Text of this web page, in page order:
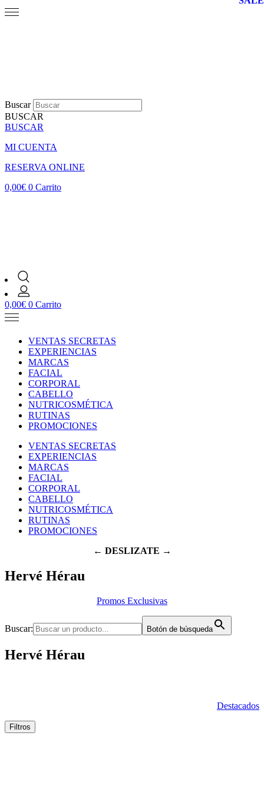
Buscar
BUSCAR
BUSCAR
MI CUENTA
RESERVA ONLINE
0,00€ 0 Carrito
0,00€ 0 Carrito
VENTAS SECRETAS
EXPERIENCIAS
MARCAS
FACIAL
CORPORAL
CABELLO
NUTRICOSMÉTICA
RUTINAS
PROMOCIONES
VENTAS SECRETAS
EXPERIENCIAS
MARCAS
FACIAL
CORPORAL
CABELLO
NUTRICOSMÉTICA
RUTINAS
PROMOCIONES
← DESLIZATE →
Hervé Hérau
Promos Exclusivas
Buscar: Botón de búsqueda
Hervé Hérau
Destacados
Filtros